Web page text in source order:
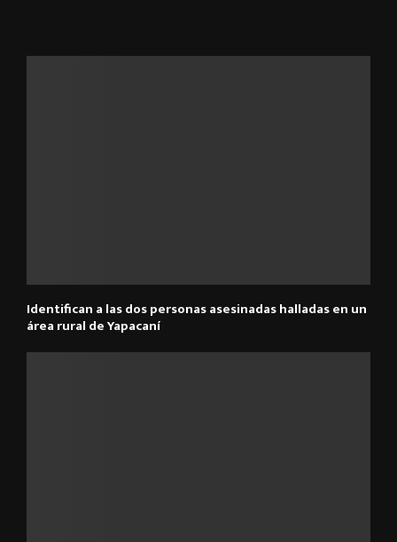
Identifican a las dos personas asesinadas halladas en un
área rural de Yapacaní